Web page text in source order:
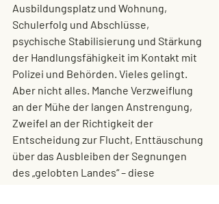
Ausbildungsplatz und Wohnung,
Schulerfolg und Abschlüsse,
psychische Stabilisierung und Stärkung
der Handlungsfähigkeit im Kontakt mit
Polizei und Behörden. Vieles gelingt.
Aber nicht alles. Manche Verzweiflung
an der Mühe der langen Anstrengung,
Zweifel an der Richtigkeit der
Entscheidung zur Flucht, Enttäuschung
über das Ausbleiben der Segnungen
des „gelobten Landes“ – diese